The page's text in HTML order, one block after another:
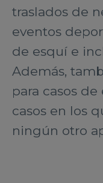
traslados de
eventos
de esquí e
Además,
para casos
casos en los
ningún otro